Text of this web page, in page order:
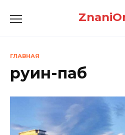
ГЛАВНАЯ
руин-паб